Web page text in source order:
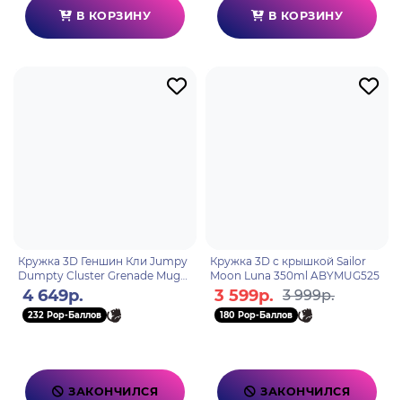
В КОРЗИНУ В КОРЗИНУ
Кружка 3D Геншин Кли Jumpy
Dumpty Cluster Grenade Mug
360мл.
4 649р.
232 Pop-Баллов
ЗАКОНЧИЛСЯ
Кружка 3D с крышкой Sailor
Moon Luna 350ml ABYMUG525
3 599р. 3 999р.
180 Pop-Баллов
ЗАКОНЧИЛСЯ